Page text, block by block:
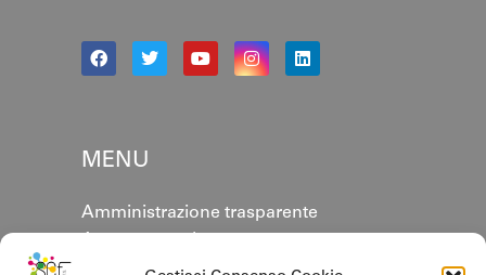
MENU
Amministrazione trasparente
Annuario